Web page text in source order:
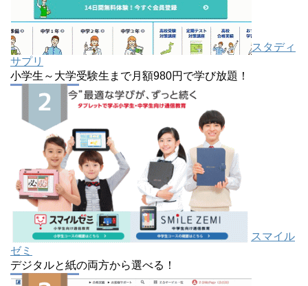
スタディ
サプリ
小学生～大学受験生まで月額980円で学び放題！
スマイル
ゼミ
デジタルと紙の両方から選べる！